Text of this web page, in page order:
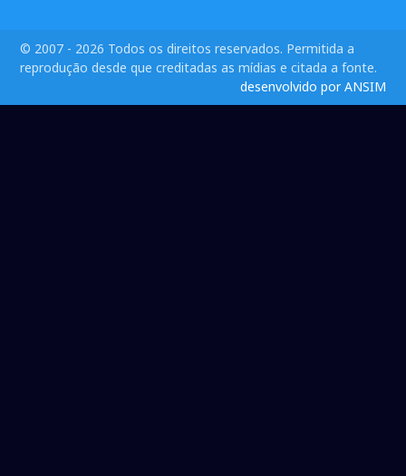
© 2007 - 2026 Todos os direitos reservados. Permitida a
reprodução desde que creditadas as mídias e citada a fonte.
desenvolvido por ANSIM